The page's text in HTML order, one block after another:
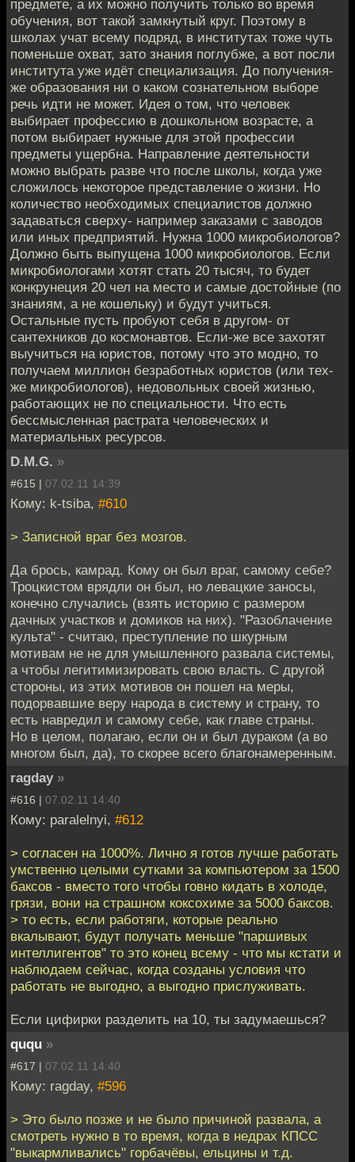
предмете, а их можно получить только во время
обучения, вот такой замкнутый круг. Поэтому в
школах учат всему подряд, в институтах тоже чуть
поменьше охват, зато знания поглубже, а вот посли
института уже идёт специализация. До получения-
же образования ни о каком сознательном выборе
речь идти не может. Идея о том, что человек
выбирает профессию в дошкольном возрасте, а
потом выбирает нужные для этой профессии
предметы ущербна. Направление деятельности
можно выбрать разве что после школы, когда уже
сложилось некоторое представление о жизни. Но
количество необходимых специалистов должно
задаваться сверху- например заказами с заводов
или иных предприятий. Нужна 1000 микробиологов?
Должно быть выпущена 1000 микробиологов. Если
микробиологами хотят стать 20 тысяч, то будет
конкрунеция 20 чел на место и самые достойные (по
знаниям, а не кошельку) и будут учиться.
Остальные пусть пробуют себя в другом- от
сантехников до космонавтов. Если-же все захотят
выучиться на юристов, потому что это модно, то
получаем миллион безработных юристов (или тех-
же микробиологов), недовольных своей жизнью,
работающих не по специальности. Что есть
бессмысленная растрата человеческих и
материальных ресурсов.
D.M.G. »
#615 | 07.02.11 14:39
Кому: k-tsiba, #610
> Записной враг без мозгов.
Да брось, камрад. Кому он был враг, самому себе?
Троцкистом врядли он был, но левацкие заносы,
конечно случались (взять историю с размером
дачных участков и домиков на них). "Разоблачение
культа" - считаю, преступление по шкурным
мотивам не не для умышленного развала системы,
а чтобы легитимизировать свою власть. С другой
стороны, из этих мотивов он пошел на меры,
подорвавшие веру народа в систему и страну, то
есть навредил и самому себе, как главе страны.
Но в целом, полагаю, если он и был дураком (а во
многом был, да), то скорее всего благонамеренным.
ragday »
#616 | 07.02.11 14:40
Кому: paralelnyi, #612
> согласен на 1000%. Лично я готов лучше работать
умственно целыми сутками за компьютером за 1500
баксов - вместо того чтобы говно кидать в холоде,
грязи, вони на страшном коксохиме за 5000 баксов.
> то есть, если работяги, которые реально
вкалывают, будут получать меньше "паршивых
интеллигентов" то это конец всему - что мы кстати и
наблюдаем сейчас, когда созданы условия что
работать не выгодно, а выгодно прислуживать.
Если цифирки разделить на 10, ты задумаешься?
ququ »
#617 | 07.02.11 14:40
Кому: ragday, #596
> Это было позже и не было причиной развала, а
смотреть нужно в то время, когда в недрах КПСС
"выкармливались" горбачёвы, ельцины и т.д.